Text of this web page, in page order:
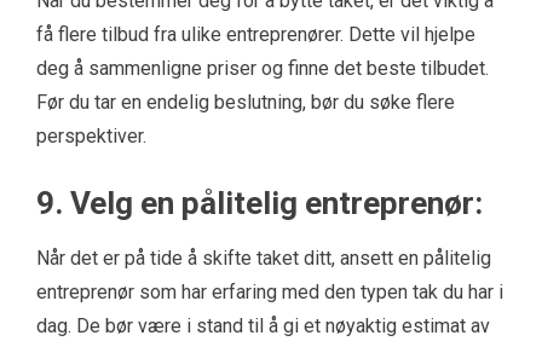
få flere tilbud fra ulike entreprenører. Dette vil hjelpe
deg å sammenligne priser og finne det beste tilbudet.
Før du tar en endelig beslutning, bør du søke flere
perspektiver.
9. Velg en pålitelig entreprenør:
Når det er på tide å skifte taket ditt, ansett en pålitelig
entreprenør som har erfaring med den typen tak du har i
dag. De bør være i stand til å gi et nøyaktig estimat av